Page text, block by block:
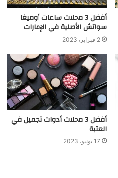
أفضل 3 محلات ساعات أوميغا
سواتش الأصلية في الإمارات
2 فبراير، 2023
أفضل 3 محلات أدوات تجميل في
العتبة
17 يونيو، 2023